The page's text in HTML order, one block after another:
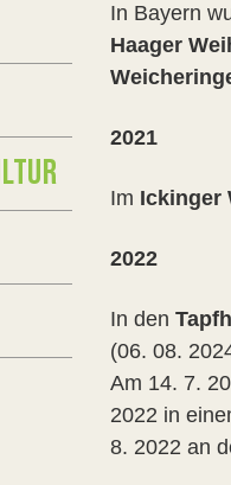
In Bayern
Haager
2021
Im Ickinger
2022
In den
(06. 08.
Am 14. 7.
2022 in
8. 2022 an